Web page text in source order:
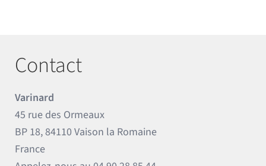
Contact
Varinard
45 rue des Ormeaux
BP 18, 84110 Vaison la Romaine
France